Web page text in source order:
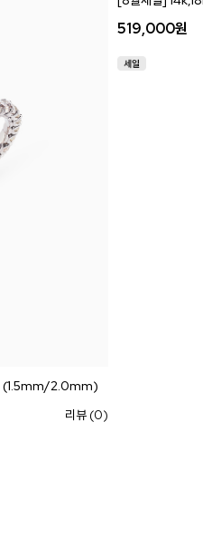
(1.5mm/2.0mm)
리뷰 (0)
519,000원